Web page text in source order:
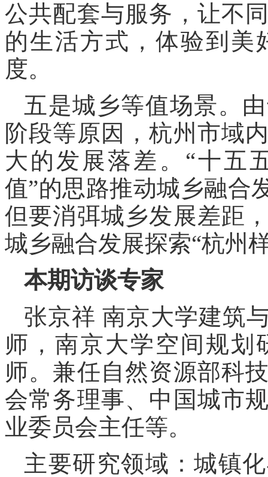
公共配套与服务，让不
的生活方式，体验到美
度。
五是城乡等值场景。
阶段等原因，杭州市域
大的发展落差。“十五
值”的思路推动城乡融合
但要消弭城乡发展差距
城乡融合发展探索“杭州
本期访谈专家
张京祥 南京大学建筑
师，南京大学空间规划
师。兼任自然资源部科
会常务理事、中国城市
业委员会主任等。
主要研究领域：城镇